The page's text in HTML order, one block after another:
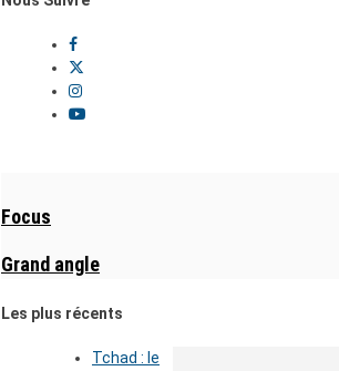
Focus
Grand angle
Les plus récents
Tchad : le